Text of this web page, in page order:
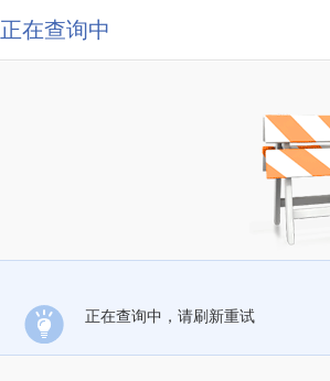
正在查询中
正在查询中，请刷新重试